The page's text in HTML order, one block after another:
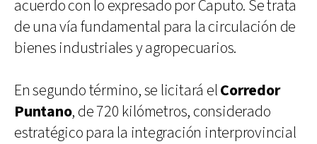
acuerdo con lo expresado por Caputo. Se trata
de una vía fundamental para la circulación de
bienes industriales y agropecuarios.
En segundo término, se licitará elCorredor
Puntano, de 720 kilómetros, considerado
estratégico para la integración interprovincial